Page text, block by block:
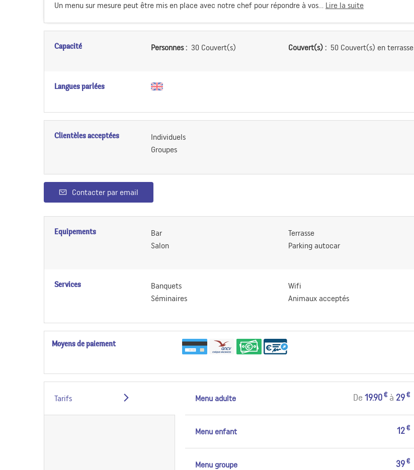
Un menu sur mesure peut être mis en place avec notre chef pour répondre à vos... Lire la suite
Capacité Personnes : 30 Couvert(s) Couvert(s) : 50 Couvert(s) en terrasse
Langues parlées
Clientèles acceptées
Individuels
Groupes
Contacter par email
Equipements
Bar
Salon
Terrasse
Parking autocar
Services
Banquets
Séminaires
Wifi
Animaux acceptés
Moyens de paiement
Tarifs Menu adulte De19.90€ à 29€
Menu enfant 12€
Menu groupe 39€